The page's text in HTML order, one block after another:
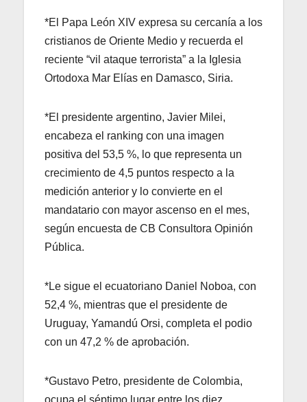
*El Papa León XIV expresa su cercanía a los
cristianos de Oriente Medio y recuerda el
reciente “vil ataque terrorista” a la Iglesia
Ortodoxa Mar Elías en Damasco, Siria.
*El presidente argentino, Javier Milei,
encabeza el ranking con una imagen
positiva del 53,5 %, lo que representa un
crecimiento de 4,5 puntos respecto a la
medición anterior y lo convierte en el
mandatario con mayor ascenso en el mes,
según encuesta de CB Consultora Opinión
Pública.
*Le sigue el ecuatoriano Daniel Noboa, con
52,4 %, mientras que el presidente de
Uruguay, Yamandú Orsi, completa el podio
con un 47,2 % de aprobación.
*Gustavo Petro, presidente de Colombia,
ocupa el séptimo lugar entre los diez